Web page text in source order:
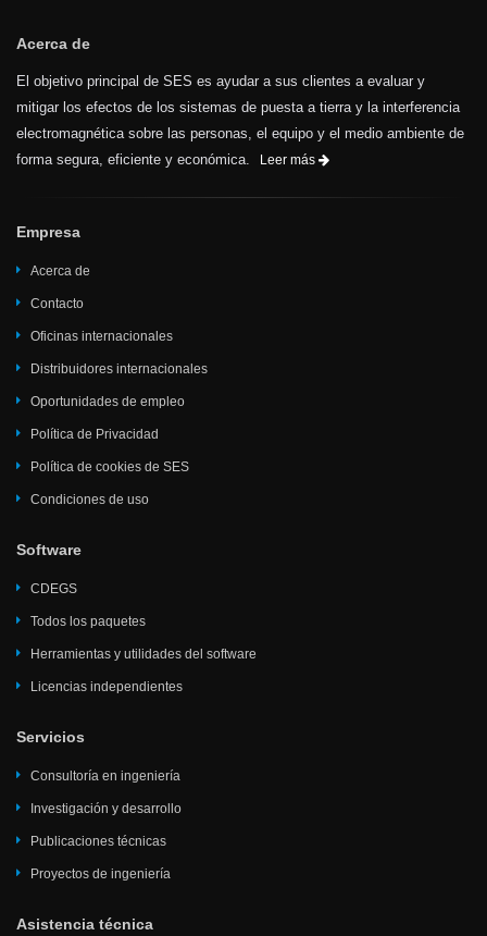
Acerca de
El objetivo principal de SES es ayudar a sus clientes a evaluar y
mitigar los efectos de los sistemas de puesta a tierra y la interferencia
electromagnética sobre las personas, el equipo y el medio ambiente de
forma segura, eficiente y económica.
Leer más
Empresa
Acerca de
Contacto
Oficinas internacionales
Distribuidores internacionales
Oportunidades de empleo
Política de Privacidad
Política de cookies de SES
Condiciones de uso
Software
CDEGS
Todos los paquetes
Herramientas y utilidades del software
Licencias independientes
Servicios
Consultoría en ingeniería
Investigación y desarrollo
Publicaciones técnicas
Proyectos de ingeniería
Asistencia técnica